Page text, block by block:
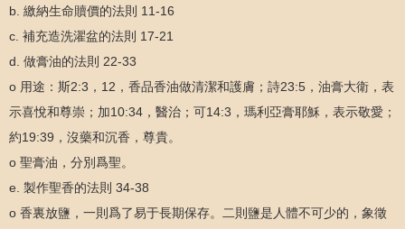
b. 繳納生命贖價的法則 11-16
c. 補充造洗濯盆的法則 17-21
d. 做膏油的法則 22-33
o 用途：斯2:3，12，香品香油做清潔和護膚；詩23:5，油膏大衛，表
示喜悅和尊崇；加10:34，醫治；可14:3，瑪利亞膏耶穌，表示敬愛；
約19:39，沒藥和沉香，尊貴。
o 聖膏油，分別爲聖。
e. 製作聖香的法則 34-38
o 香裏放鹽，一則爲了易于長期保存。二則鹽是人體不可少的，象徵